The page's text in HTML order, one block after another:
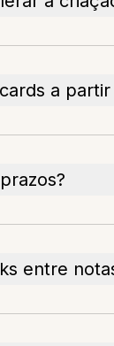
a partir
entre